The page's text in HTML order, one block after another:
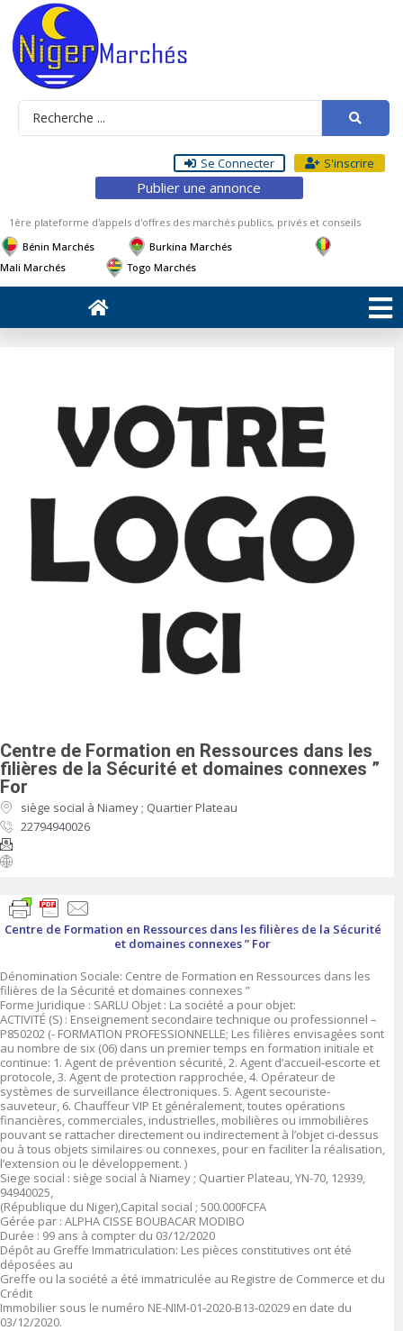
Se Connecter S'inscrire
Publier une annonce
1ère plateforme d'appels d'offres des marchés publics, privés et conseils
Bénin Marchés
Burkina Marchés
Mali Marchés
Togo Marchés
Centre de Formation en Ressources dans les
filières de la Sécurité et domaines connexes ”
For
siège social à Niamey ; Quartier Plateau
22794940026
Centre de Formation en Ressources dans les filières de la Sécurité
et domaines connexes ” For
Dénomination Sociale: Centre de Formation en Ressources dans les
filières de la Sécurité et domaines connexes ”
Forme Juridique : SARLU Objet : La société a pour objet:
ACTIVITÉ (S) : Enseignement secondaire technique ou professionnel –
P850202 (- FORMATION PROFESSIONNELLE; Les filières envisagées sont
au nombre de six (06) dans un premier temps en formation initiale et
continue: 1. Agent de prévention sécurité, 2. Agent d’accueil-escorte et
protocole, 3. Agent de protection rapprochée, 4. Opérateur de
systèmes de surveillance électroniques. 5. Agent secouriste-
sauveteur, 6. Chauffeur VIP Et généralement, toutes opérations
financières, commerciales, industrielles, mobilières ou immobilières
pouvant se rattacher directement ou indirectement à l’objet ci-dessus
ou à tous objets similaires ou connexes, pour en faciliter la réalisation,
l’extension ou le développement. )
Siege social : siège social à Niamey ; Quartier Plateau, YN-70, 12939,
94940025,
(République du Niger),Capital social ; 500.000FCFA
Gérée par : ALPHA CISSE BOUBACAR MODIBO
Durée : 99 ans à compter du 03/12/2020
Dépôt au Greffe Immatriculation: Les pièces constitutives ont été
déposées au
Greffe ou la société a été immatriculée au Registre de Commerce et du
Crédit
Immobilier sous le numéro NE-NIM-01-2020-B13-02029 en date du
03/12/2020.